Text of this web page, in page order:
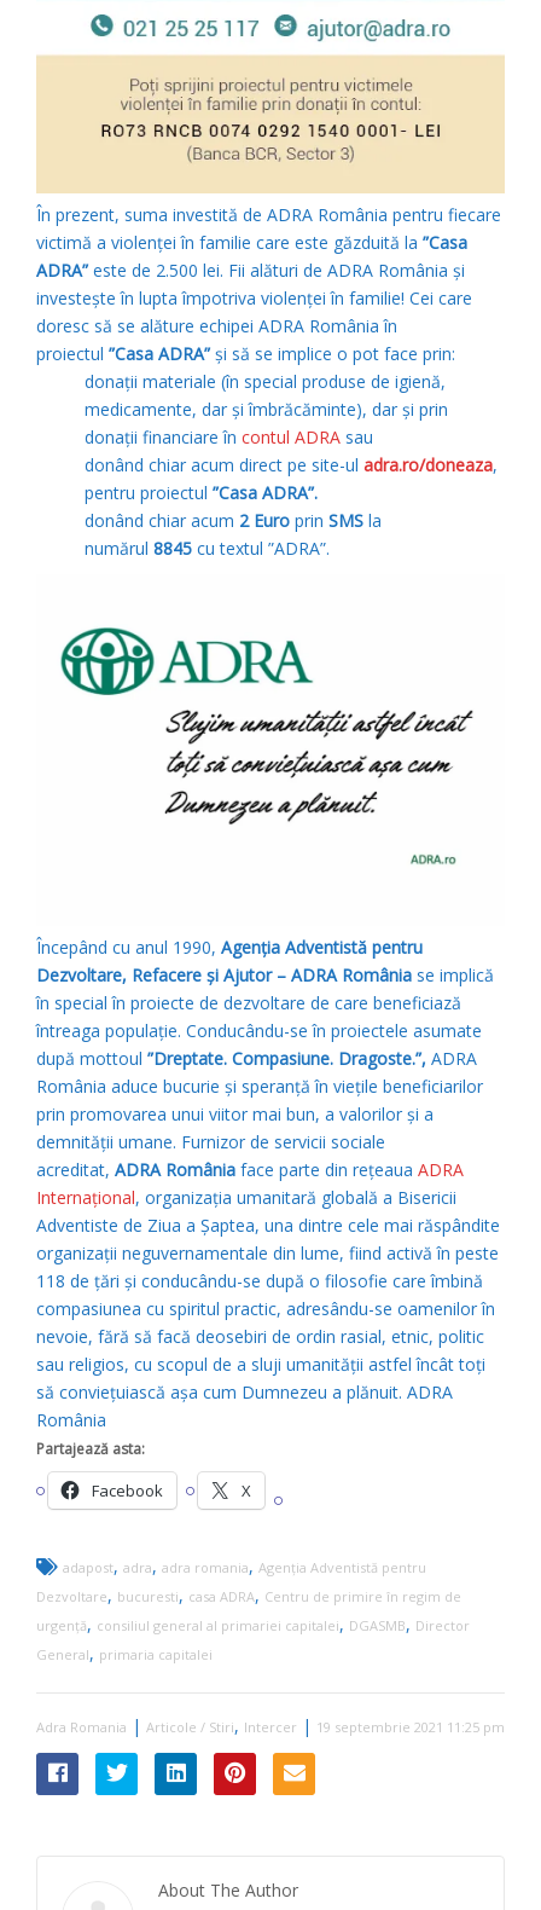
În prezent, suma investită de ADRA România pentru fiecare
victimă a violenței în familie care este găzduită la ”Casa
ADRA”este de 2.500 lei. Fii alături de ADRA România și
investește în lupta împotriva violenței în familie! Cei care
doresc să se alăture echipei ADRA România în
proiectul ”Casa ADRA”și să se implice o pot face prin:
donații materiale (în special produse de igienă,
medicamente, dar și îmbrăcăminte), dar și prin
donații financiare în contul ADRA sau
donând chiar acum direct pe site-ul adra.ro/doneaza,
pentru proiectul ”Casa ADRA”.
donând chiar acum 2 Euro prin SMS la
numărul 8845 cu textul ”ADRA”.
Începând cu anul 1990, Agenţia Adventistă pentru
Dezvoltare, Refacere şi Ajutor – ADRA România se implică
în special în proiecte de dezvoltare de care beneficiază
întreaga populație. Conducându-se în proiectele asumate
după mottoul ”Dreptate. Compasiune. Dragoste.”, ADRA
România aduce bucurie și speranță în viețile beneficiarilor
prin promovarea unui viitor mai bun, a valorilor și a
demnității umane. Furnizor de servicii sociale
acreditat, ADRA România face parte din rețeaua ADRA
Internațional, organizația umanitară globală a Bisericii
Adventiste de Ziua a Șaptea, una dintre cele mai răspândite
organizații neguvernamentale din lume, fiind activă în peste
118 de țări și conducându-se după o filosofie care îmbină
compasiunea cu spiritul practic, adresându-se oamenilor în
nevoie, fără să facă deosebiri de ordin rasial, etnic, politic
sau religios, cu scopul de a sluji umanității astfel încât toți
să conviețuiască așa cum Dumnezeu a plănuit. ADRA
România
Partajează asta:
Facebook X
adapost, adra, adra romania, Agenția Adventistă pentru
Dezvoltare, bucuresti, casa ADRA, Centru de primire în regim de
urgență, consiliul general al primariei capitalei, DGASMB, Director
General, primaria capitalei
Adra Romania | Articole / Stiri, Intercer | 19 septembrie 2021 11:25 pm
About The Author